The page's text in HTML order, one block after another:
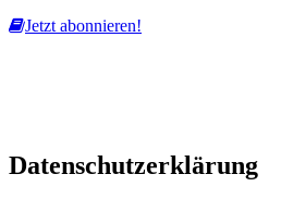
Jetzt abonnieren!
Datenschutzerklärung